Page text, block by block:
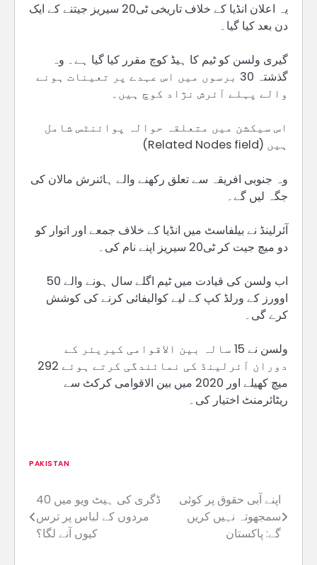
یہ اعلان انڈیا کے خلاف تاریخی ٹی20 سیریز جیتنے کے ایک
دن بعد کیا گیا۔
گیری ولسن کو ٹیم کا ہیڈ کوچ مقرر کیا گیا ہے۔ وہ
گذشتہ 30 برسوں میں اس عہدے پر تعینات ہونے
والے پہلے آئرش نژاد کوچ ہیں۔
اس سیکشن میں متعلقہ حوالہ پوائنٹس شامل
ہیں (Related Nodes field)
وہ جنوبی افریقہ سے تعلق رکھنے والے ہائنرش مالان کی
جگہ لیں گے۔
آئرلینڈ نے بیلفاسٹ میں انڈیا کے خلاف جمعے اور اتوار کو
دو میچ جیت کر ٹی20 سیریز اپنے نام کی۔
اب ولسن کی قیادت میں ٹیم اگلے سال ہونے والے 50
اوورز کے ورلڈ کپ کے لیے کوالیفائی کرنے کی کوشش
کرے گی۔
ولسن نے 15 سالہ بین الاقوامی کیریئر کے
دوران آئرلینڈ کی نمائندگی کرتے ہوئے 292
میچ کھیلے اور 2020 میں بین الاقوامی کرکٹ سے
ریٹائرمنٹ اختیار کی۔
PAKISTAN
Post
navigation
40 ڈگری کی ہیٹ ویو میں
مردوں کے لباس پر ترس
کیوں آنے لگا؟
اپنے آبی حقوق پر کوئی
سمجھوتہ نہیں کریں
گے: پاکستان